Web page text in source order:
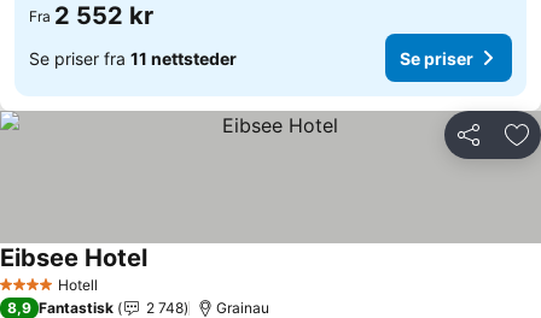
Fra 2 552 kr
Se priser fra 11 nettsteder Se priser
Del
4 StjernerHotell
Eibsee HotelSe priser
8,9 Fantastisk 2 748 Grainau